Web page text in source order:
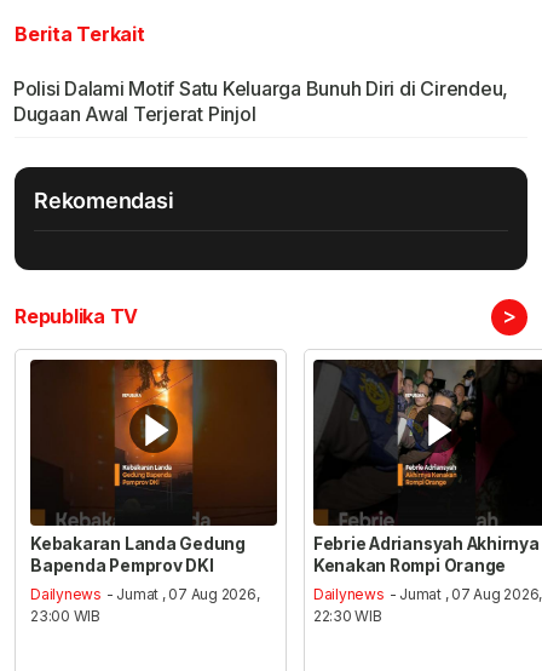
Berita Terkait
Polisi Dalami Motif Satu Keluarga Bunuh Diri di Cirendeu,
Dugaan Awal Terjerat Pinjol
Rekomendasi
Republika TV >
Kebakaran Landa Gedung
Bapenda Pemprov DKI
Dailynews - Jumat , 07 Aug 2026,
23:00 WIB
Febrie Adriansyah Akhirnya
Kenakan Rompi Orange
Dailynews - Jumat , 07 Aug 2026,
22:30 WIB